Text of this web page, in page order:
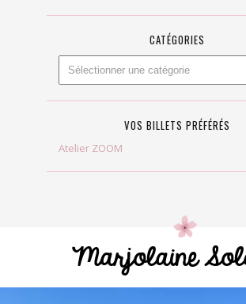
CATÉGORIES
VOS BILLETS PRÉFÉRÉS
Atelier ZOOM
Marjolaine